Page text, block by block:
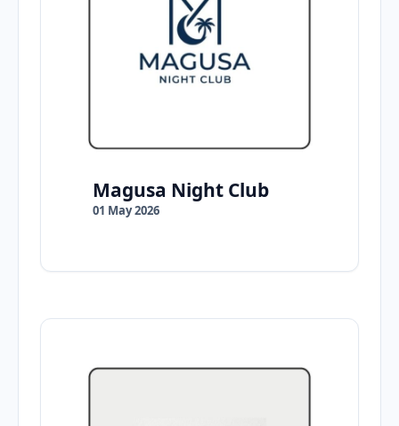
Magusa Night Club
01 May 2026